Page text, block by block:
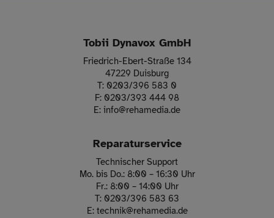
Tobii Dynavox GmbH
Friedrich-Ebert-Straße 134
47229 Duisburg
T: 0203/396 583 0
F: 0203/393 444 98
E: info@rehamedia.de
Reparaturservice
Technischer Support
Mo. bis Do.: 8:00 – 16:30 Uhr
Fr.: 8:00 – 14:00 Uhr
T: 0203/396 583 63
E: technik@rehamedia.de